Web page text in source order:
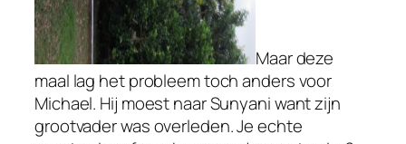
Maar deze
maal lag het probleem toch anders voor
Michael. Hij moest naar Sunyani want zijn
grootvader was overleden. Je echte